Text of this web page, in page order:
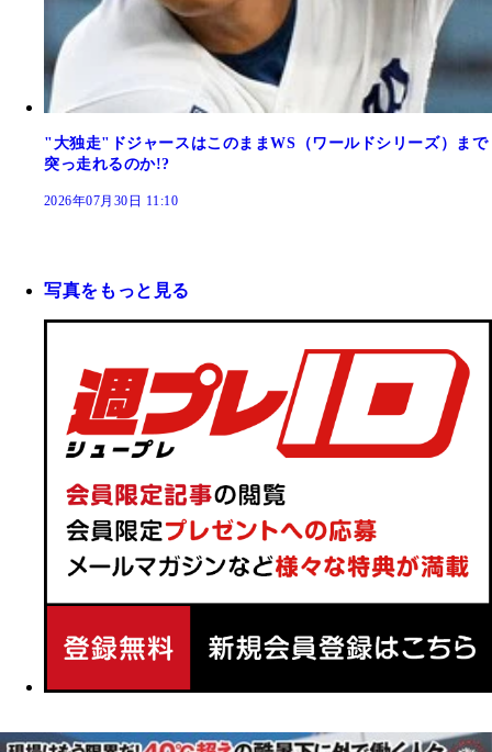
"大独走"ドジャースはこのままWS（ワールドシリーズ）まで
突っ走れるのか!?
2026年07月30日 11:10
写真をもっと見る